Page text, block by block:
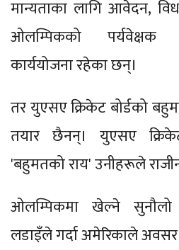
मान्यताका लागि आवेदन,
ओलम्पिकको
कार्ययोजना रहेका छन्।
तर युएसए क्रिकेट बोर्डको
तयार छैनन्। युएसए
'बहुमतको राय' उनीहरूले
ओलम्पिकमा खेल्ने सुनौलो
लडाइँले गर्दा अमेरिकाले